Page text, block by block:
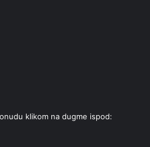
klikom na dugme ispod: